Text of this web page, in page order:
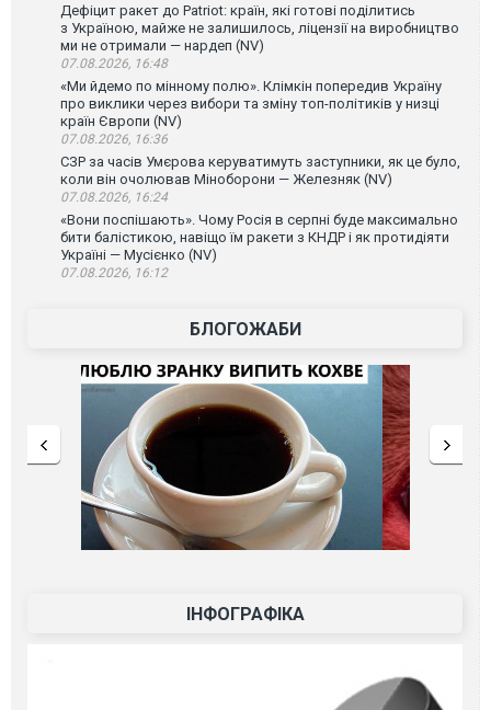
Дефіцит ракет до Patriot: країн, які готові поділитись
з Україною, майже не залишилось, ліцензії на виробництво
ми не отримали — нардеп (NV)
07.08.2026, 16:48
«Ми йдемо по мінному полю». Клімкін попередив Україну
про виклики через вибори та зміну топ-політиків у низці
країн Європи (NV)
07.08.2026, 16:36
СЗР за часів Умєрова керуватимуть заступники, як це було,
коли він очолював Міноборони — Железняк (NV)
07.08.2026, 16:24
«Вони поспішають». Чому Росія в серпні буде максимально
бити балістикою, навіщо їм ракети з КНДР і як протидіяти
Україні — Мусієнко (NV)
07.08.2026, 16:12
БЛОГОЖАБИ
ІНФОГРАФІКА